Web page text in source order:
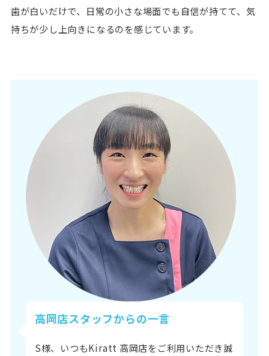
歯が白いだけで、日常の小さな場面でも自信が持てて、気
持ちが少し上向きになるのを感じています。
高岡店スタッフからの一言
S様、いつもKiratt 高岡店をご利用いただき誠